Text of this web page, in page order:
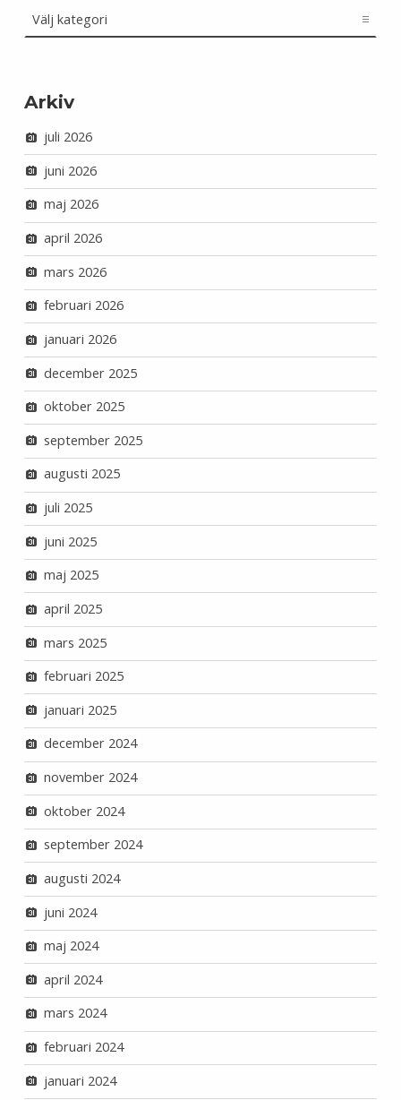
Arkiv
juli 2026
juni 2026
maj 2026
april 2026
mars 2026
februari 2026
januari 2026
december 2025
oktober 2025
september 2025
augusti 2025
juli 2025
juni 2025
maj 2025
april 2025
mars 2025
februari 2025
januari 2025
december 2024
november 2024
oktober 2024
september 2024
augusti 2024
juni 2024
maj 2024
april 2024
mars 2024
februari 2024
januari 2024